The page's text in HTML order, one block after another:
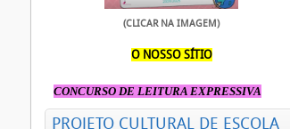
(CLICAR NA IMAGEM)
O NOSSO SÍTIO
CONCURSO DE LEITURA EXPRESSIVA
PROJETO CULTURAL DE ESCOLA